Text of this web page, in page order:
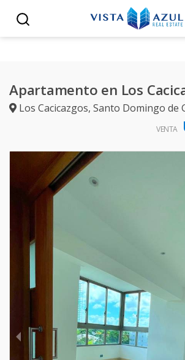
Apartamento en Los
Los Cacicazgos, Santo Domingo de
VENTA